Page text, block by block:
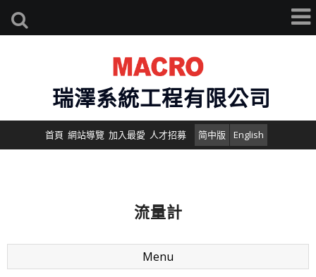
瑞澤系統工程有限公司
首頁 網站導覽 加入最愛 人才招募 简中版 English
流量計
Menu